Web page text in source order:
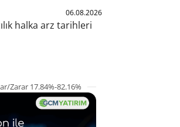
06.08.2026
halka arz tarihleri
Zarar 17.84%-82.16%